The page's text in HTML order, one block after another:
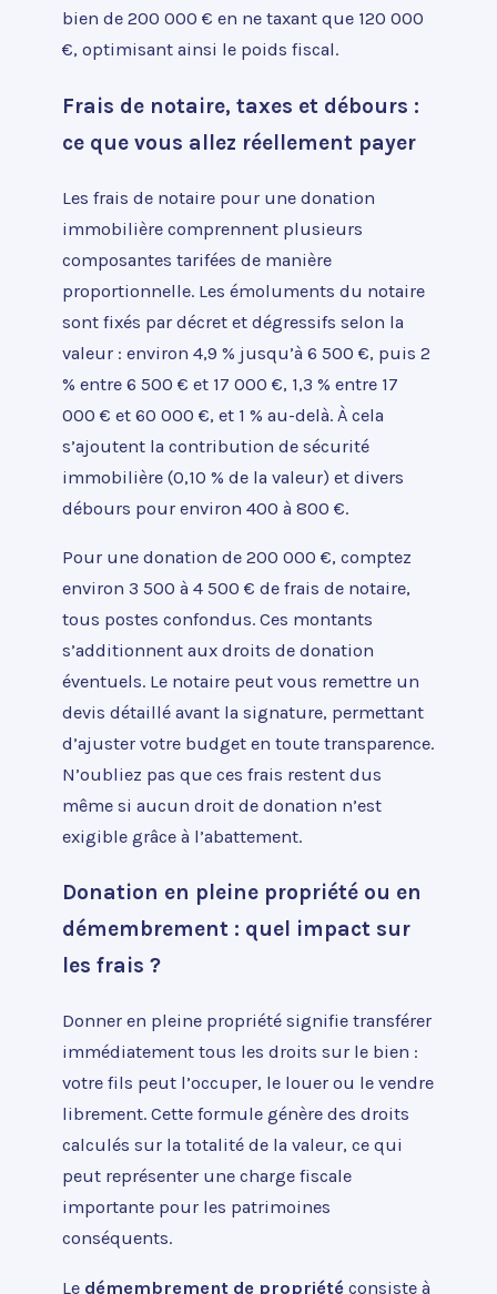
bien de 200 000 € en ne taxant que 120 000
€, optimisant ainsi le poids fiscal.
Frais de notaire, taxes et débours :
ce que vous allez réellement payer
Les frais de notaire pour une donation
immobilière comprennent plusieurs
composantes tarifées de manière
proportionnelle. Les émoluments du notaire
sont fixés par décret et dégressifs selon la
valeur : environ 4,9 % jusqu’à 6 500 €, puis 2
% entre 6 500 € et 17 000 €, 1,3 % entre 17
000 € et 60 000 €, et 1 % au-delà. À cela
s’ajoutent la contribution de sécurité
immobilière (0,10 % de la valeur) et divers
débours pour environ 400 à 800 €.
Pour une donation de 200 000 €, comptez
environ 3 500 à 4 500 € de frais de notaire,
tous postes confondus. Ces montants
s’additionnent aux droits de donation
éventuels. Le notaire peut vous remettre un
devis détaillé avant la signature, permettant
d’ajuster votre budget en toute transparence.
N’oubliez pas que ces frais restent dus
même si aucun droit de donation n’est
exigible grâce à l’abattement.
Donation en pleine propriété ou en
démembrement : quel impact sur
les frais ?
Donner en pleine propriété signifie transférer
immédiatement tous les droits sur le bien :
votre fils peut l’occuper, le louer ou le vendre
librement. Cette formule génère des droits
calculés sur la totalité de la valeur, ce qui
peut représenter une charge fiscale
importante pour les patrimoines
conséquents.
Le démembrement de propriété consiste à